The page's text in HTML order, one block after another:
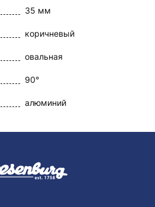
35 мм
коричневый
овальная
90°
алюминий